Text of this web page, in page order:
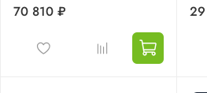
70 810 ₽